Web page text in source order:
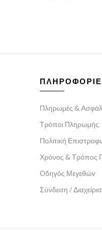
Πληρωμές &
Τρόποι Πληρωμής
Πολιτική
Χρόνος & Τρόπος
Οδηγός Μεγεθών
Σύνδεση /